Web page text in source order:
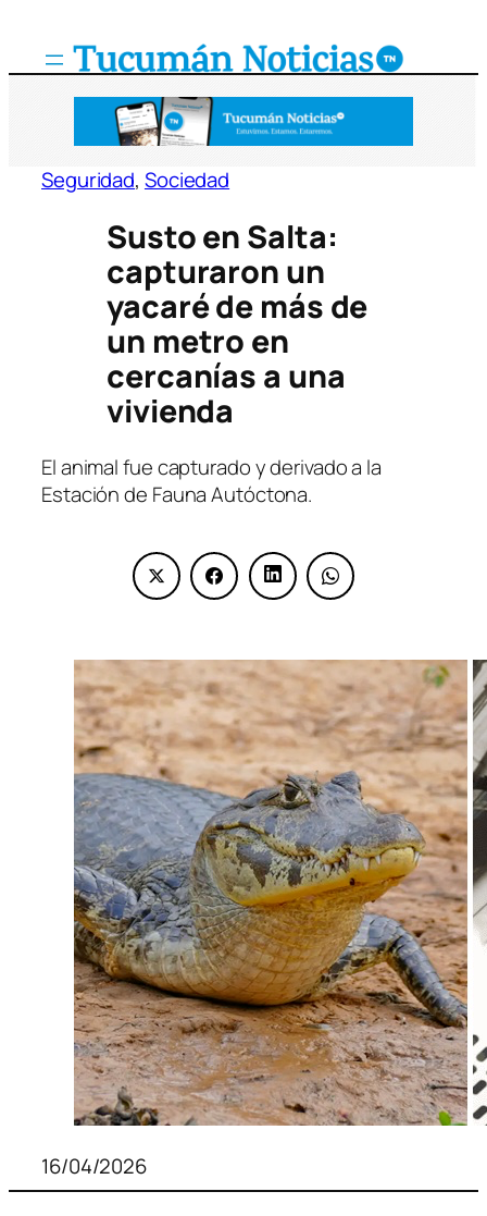
Seguridad, Sociedad
Susto en Salta:
capturaron un
yacaré de más de
un metro en
cercanías a una
vivienda
El animal fue capturado y derivado a la
Estación de Fauna Autóctona.
16/04/2026